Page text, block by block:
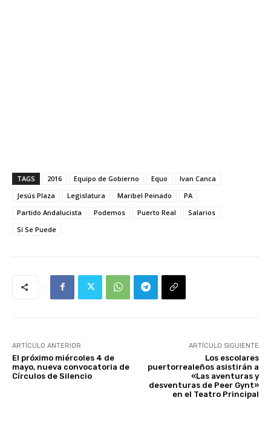
TAGS 2016 Equipo de Gobierno Equo
Ivan Canca
Jesús Plaza
Legislatura Maribel Peinado
PA
Partido Andalucista
Podemos Puerto Real
Salarios
Sí Se Puede
ARTÍCULO ANTERIOR
El próximo miércoles 4 de
mayo, nueva convocatoria de
Círculos de Silencio
ARTÍCULO SIGUIENTE
Los escolares
puertorrealeños asistirán a
«Las aventuras y
desventuras de Peer Gynt»
en el Teatro Principal